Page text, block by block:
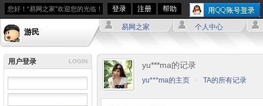
您好！“易网之家”欢迎您的光临！ 登录 注册 帮助
游民
易网之家 个人中心
LOGIN
用户登录 yu***ma的记录
yu***ma的主页 TA的所有记录